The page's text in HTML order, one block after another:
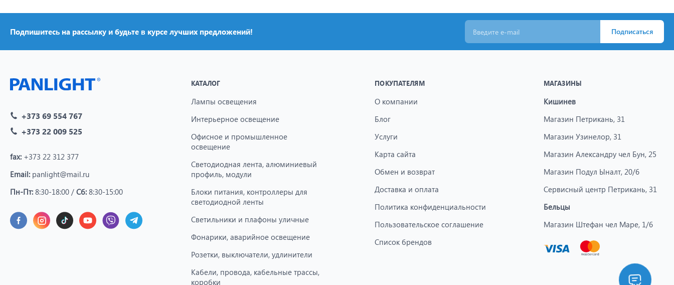
Подпишитесь на рассылку и будьте в курсе лучших предложений! Подписаться
+373 69 554 767
+373 22 009 525
fax: +373 22 312 377
Email: panlight@mail.ru
Пн-Пт: 8:30-18:00 / Сб: 8:30-15:00
КАТАЛОГ
Лампы освещения
Интерьерное освещение
Офисное и промышленное
освещение
Светодиодная лента, алюминиевый
профиль, модули
Блоки питания, контроллеры для
светодиодной ленты
Светильники и плафоны уличные
Фонарики, аварийное освещение
Розетки, выключатели, удлинители
Кабели, провода, кабельные трассы,
коробки
ПОКУПАТЕЛЯМ
О компании
Блог
Услуги
Карта сайта
Обмен и возврат
Доставка и оплата
Политика конфиденциальности
Пользовательское соглашение
Список брендов
МАГАЗИНЫ
Кишинев
Магазин Петрикань, 31
Магазин Узинелор, 31
Магазин Александру чел Бун, 25
Магазин Подул Ыналт, 20/6
Сервисный центр Петрикань, 31
Бельцы
Магазин Штефан чел Маре, 1/6